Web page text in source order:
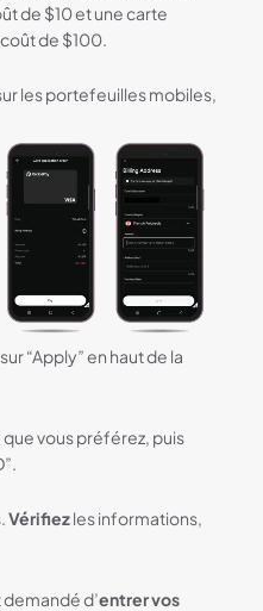
de $10 et une carte
de $100.
les portefeuilles mobiles,
“Apply” en haut de la
que vous préférez, puis
Vérifiezles informations,
demandé d’entrer vos